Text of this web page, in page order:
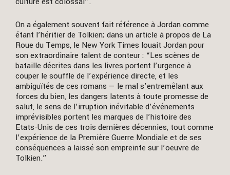
On a également souvent fait référence à Jordan comme
étant l’héritier de Tolkien; dans un article à propos de La
Roue du Temps, le New York Times louait Jordan pour
son extraordinaire talent de conteur : “Les scènes de
bataille décrites dans les livres portent l’urgence à
couper le souffle de l’expérience directe, et les
ambiguïtés de ces romans — le mal s’entremêlant aux
forces du bien, les dangers latents à toute promesse de
salut, le sens de l’irruption inévitable d’événements
imprévisibles portent les marques de l’histoire des
Etats-Unis de ces trois dernières décennies, tout comme
l’expérience de la Première Guerre Mondiale et de ses
conséquences a laissé son empreinte sur l’oeuvre de
Tolkien.”